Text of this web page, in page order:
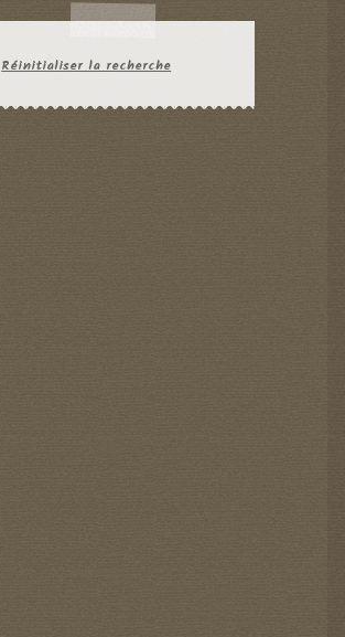
Réinitialiser la recherche